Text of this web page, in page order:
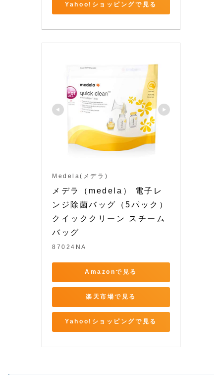
Yahoo!ショッピングで見る
Medela(メデラ)
メデラ（medela） 電子レ
ンジ除菌バッグ（5パック）
クイッククリーン スチーム
バッグ
87024NA
Amazonで見る
楽天市場で見る
Yahoo!ショッピングで見る